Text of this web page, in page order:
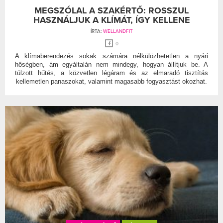
MEGSZÓLAL A SZAKÉRTŐ: ROSSZUL
HASZNÁLJUK A KLÍMÁT, ÍGY KELLENE
ÍRTA: WELLANDFIT
0
A klímaberendezés sokak számára nélkülözhetetlen a nyári
hőségben, ám egyáltalán nem mindegy, hogyan állítjuk be. A
túlzott hűtés, a közvetlen légáram és az elmaradó tisztítás
kellemetlen panaszokat, valamint magasabb fogyasztást okozhat.